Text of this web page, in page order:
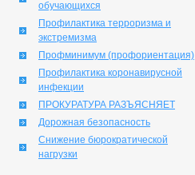
обучающихся
Профилактика терроризма и
экстремизма
Профминимум (профориентация)
Профилактика коронавирусной
инфекции
ПРОКУРАТУРА РАЗЪЯСНЯЕТ
Дорожная безопасность
Снижение бюрократической
нагрузки